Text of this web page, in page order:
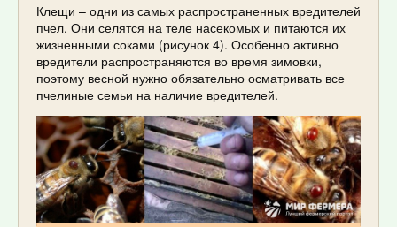
Клещи – одни из самых распространенных вредителей
пчел. Они селятся на теле насекомых и питаются их
жизненными соками (рисунок 4). Особенно активно
вредители распространяются во время зимовки,
поэтому весной нужно обязательно осматривать все
пчелиные семьи на наличие вредителей.